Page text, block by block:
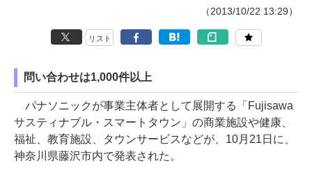
（2013/10/22 13:29）
リスト
問い合わせは1,000件以上
パナソニックが事業主体者として展開する「Fujisawa
サスティナブル・スマートタウン」の商業施設や健康、
福祉、教育施設、タウンサービスなどが、10月21日に、
神奈川県藤沢市内で発表された。